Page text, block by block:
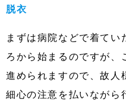
脱衣
まずは病院などで着てい
ろから始まるのですが、
進められますので、故人
細心の注意を払いながら